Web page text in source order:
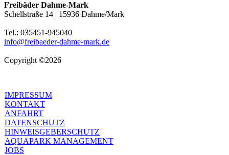
Freibäder Dahme-Mark
Schellstraße 14 | 15936 Dahme/Mark
Tel.: 035451-945040
info@freibaeder-dahme-mark.de
Copyright ©2026
IMPRESSUM
KONTAKT
ANFAHRT
DATENSCHUTZ
HINWEISGEBERSCHUTZ
AQUAPARK MANAGEMENT
JOBS